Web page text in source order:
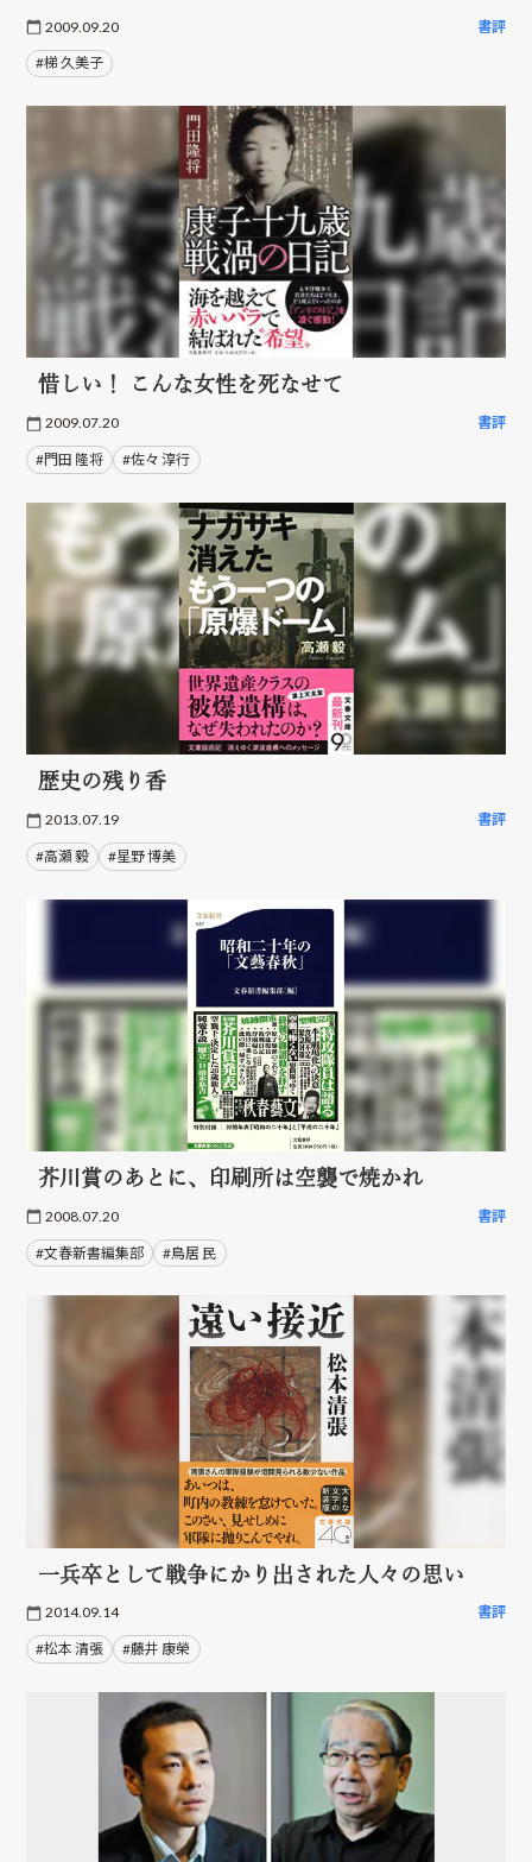
2009.09.20 書評
#梯 久美子
惜しい！ こんな女性を死なせて
2009.07.20 書評
#門田 隆将 #佐々 淳行
歴史の残り香
2013.07.19 書評
#高瀬 毅 #星野 博美
芥川賞のあとに、印刷所は空襲で焼かれ
2008.07.20 書評
#文春新書編集部 #鳥居 民
一兵卒として戦争にかり出された人々の思い
2014.09.14 書評
#松本 清張 #藤井 康榮